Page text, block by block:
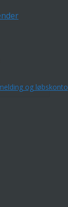
og løbskonto